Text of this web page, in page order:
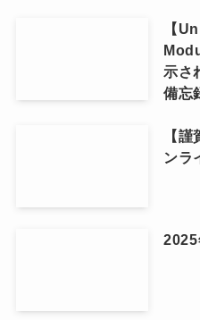
【
示さ
備忘
【
ンラ